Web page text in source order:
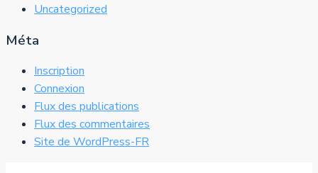
Uncategorized
Méta
Inscription
Connexion
Flux des publications
Flux des commentaires
Site de WordPress-FR